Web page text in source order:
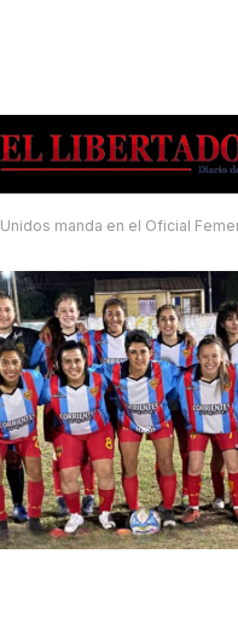
manda en el Oficial